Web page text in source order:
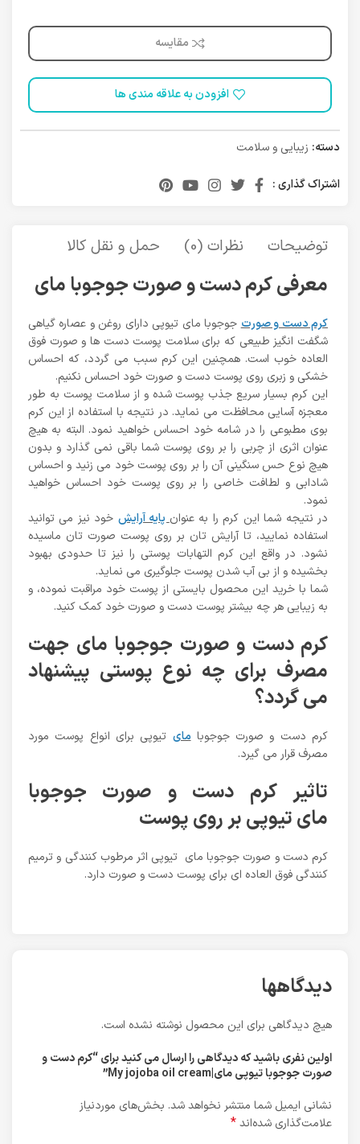
مقایسه
افزودن به علاقه مندی ها
دسته: زیبایی و سلامت
اشتراک گذاری :
توضیحات نظرات (0) حمل و نقل کالا
معرفی کرم دست و صورت جوجوبا مای
کرم دست و صورتجوجوبا مای تیوپی دارای روغن و عصاره گیاهی
شگفت انگیز طبیعی که برای سلامت پوست دست ها و صورت فوق
العاده خوب است. همچنین این کرم سبب می گردد، که احساس
خشکی و زبری روی پوست دست و صورت خود احساس نکنیم.
این کرم بسیار سریع جذب پوست شده و از سلامت پوست به طور
معجزه آسایی محافظت می نماید. در نتیجه با استفاده از این کرم
بوی مطبوعی را در شامه خود احساس خواهید نمود. البته به هیچ
عنوان اثری از چربی را بر روی پوست شما باقی نمی گذارد و بدون
هیچ نوع حس سنگینی آن را بر روی پوست خود می زنید و احساس
شادابی و لطافت خاصی را بر روی پوست خود احساس خواهید
نمود.
در نتیجه شما این کرم را به عنوانپایه آرایش خود نیز می توانید
استفاده نمایید، تا آرایش تان بر روی پوست صورت تان ماسیده
نشود. در واقع این کرم التهابات پوستی را نیز تا حدودی بهبود
بخشیده و از بی آب شدن پوست جلوگیری می نماید.
شما با خرید این محصول بایستی از پوست خود مراقبت نموده، و
به زیبایی هر چه بیشتر پوست دست و صورت خود کمک کنید.
کرم دست و صورت جوجوبا مای جهت
مصرف برای چه نوع پوستی پیشنهاد
می گردد؟
کرم دست و صورت جوجوبامای تیوپی برای انواع پوست مورد
مصرف قرار می گیرد.
تاثیر کرم دست و صورت جوجوبا
مای تیوپی بر روی پوست
کرم دست و صورت جوجوبا مای تیوپی اثر مرطوب کنندگی و ترمیم
کنندگی فوق العاده ای برای پوست دست و صورت دارد.
دیدگاهها
هیچ دیدگاهی برای این محصول نوشته نشده است.
اولین نفری باشید که دیدگاهی را ارسال می کنید برای “کرم دست و
صورت جوجوبا تیوپی مای|My jojoba oil cream”
نشانی ایمیل شما منتشر نخواهد شد. بخش‌های موردنیاز
علامت‌گذاری شده‌اند*